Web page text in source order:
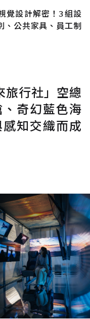
覺設計解密！3組設
、公共家具、員工制
旅行社」空總
奇幻藍色海
知交織而成